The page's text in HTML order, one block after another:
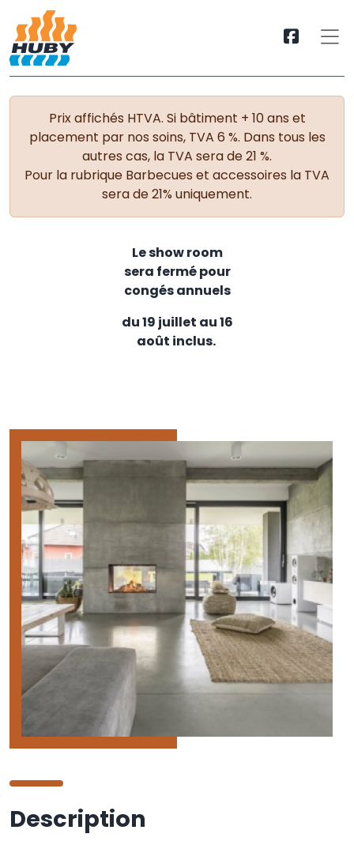
Prix affichés HTVA. Si bâtiment + 10 ans et
placement par nos soins, TVA 6 %. Dans tous les
autres cas, la TVA sera de 21 %.
Pour la rubrique Barbecues et accessoires la TVA
sera de 21% uniquement.
Le show room
sera fermé pour
congés annuels
du 19 juillet au 16
août inclus.
Description